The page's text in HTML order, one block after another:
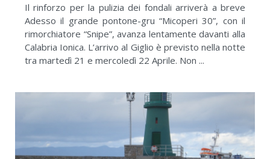
Il rinforzo per la pulizia dei fondali arriverà a breve
Adesso il grande pontone-gru “Micoperi 30”, con il
rimorchiatore “Snipe”, avanza lentamente davanti alla
Calabria Ionica. L’arrivo al Giglio è previsto nella notte
tra martedì 21 e mercoledì 22 Aprile. Non ...